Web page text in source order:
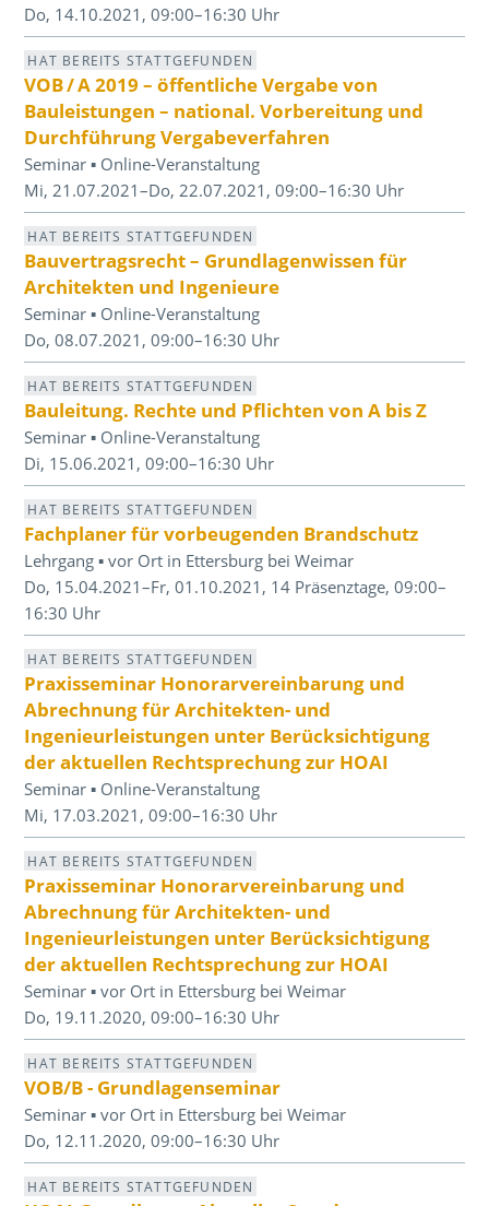
Do, 14.10.2021, 09:00–16:30 Uhr
HAT BEREITS STATTGEFUNDEN
VOB / A 2019 – öffentliche Vergabe von
Bauleistungen – national. Vorbereitung und
Durchführung Vergabeverfahren
Seminar ▪ Online-Veranstaltung
Mi, 21.07.2021–Do, 22.07.2021, 09:00–16:30 Uhr
HAT BEREITS STATTGEFUNDEN
Bauvertragsrecht – Grundlagenwissen für
Architekten und Ingenieure
Seminar ▪ Online-Veranstaltung
Do, 08.07.2021, 09:00–16:30 Uhr
HAT BEREITS STATTGEFUNDEN
Bauleitung. Rechte und Pflichten von A bis Z
Seminar ▪ Online-Veranstaltung
Di, 15.06.2021, 09:00–16:30 Uhr
HAT BEREITS STATTGEFUNDEN
Fachplaner für vorbeugenden Brandschutz
Lehrgang ▪ vor Ort in Ettersburg bei Weimar
Do, 15.04.2021–Fr, 01.10.2021, 14 Präsenztage, 09:00–
16:30 Uhr
HAT BEREITS STATTGEFUNDEN
Praxisseminar Honorarvereinbarung und
Abrechnung für Architekten- und
Ingenieurleistungen unter Berücksichtigung
der aktuellen Rechtsprechung zur HOAI
Seminar ▪ Online-Veranstaltung
Mi, 17.03.2021, 09:00–16:30 Uhr
HAT BEREITS STATTGEFUNDEN
Praxisseminar Honorarvereinbarung und
Abrechnung für Architekten- und
Ingenieurleistungen unter Berücksichtigung
der aktuellen Rechtsprechung zur HOAI
Seminar ▪ vor Ort in Ettersburg bei Weimar
Do, 19.11.2020, 09:00–16:30 Uhr
HAT BEREITS STATTGEFUNDEN
VOB/B - Grundlagenseminar
Seminar ▪ vor Ort in Ettersburg bei Weimar
Do, 12.11.2020, 09:00–16:30 Uhr
HAT BEREITS STATTGEFUNDEN